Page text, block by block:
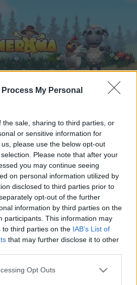
Process My Personal
the sale, sharing to third parties, or
or sensitive information for
please use the below opt-out
Please note that after your
you may continue seeing
on personal information utilized by
disclosed to third parties prior to
opt-out of the further
information by third parties on the
participants. This information may
to third parties on the IAB’s List of
that may further disclose it to other
Opt Outs
Comic8 Event
der Beitrag #2 gefällt
aktiv an den
oder eigene Themen
Du Dich bitte zunächst
Du noch keinen
bitte registriere Dich neu.
nächsten Besuch in